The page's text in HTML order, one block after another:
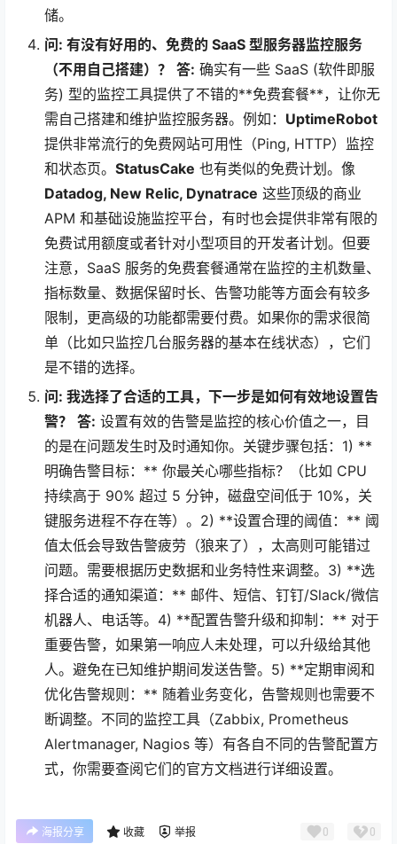
储。
问: 有没有好用的、免费的 SaaS 型服务器监控服务
（不用自己搭建）？
答: 确实有一些 SaaS (软件即服
务) 型的监控工具提供了不错的**免费套餐**，让你无
需自己搭建和维护监控服务器。例如： UptimeRobot
提供非常流行的免费网站可用性（Ping, HTTP）监控
和状态页。 StatusCake 也有类似的免费计划。像
Datadog, New Relic, Dynatrace 这些顶级的商业
APM 和基础设施监控平台，有时也会提供非常有限的
免费试用额度或者针对小型项目的开发者计划。但要
注意，SaaS 服务的免费套餐通常在监控的主机数量、
指标数量、数据保留时长、告警功能等方面会有较多
限制，更高级的功能都需要付费。如果你的需求很简
单（比如只监控几台服务器的基本在线状态），它们
是不错的选择。
问: 我选择了合适的工具，下一步是如何有效地设置告
警？
答: 设置有效的告警是监控的核心价值之一，目
的是在问题发生时及时通知你。关键步骤包括：1) **
明确告警目标：** 你最关心哪些指标？（比如 CPU
持续高于 90% 超过 5 分钟，磁盘空间低于 10%，关
键服务进程不存在等）。2) **设置合理的阈值：** 阈
值太低会导致告警疲劳（狼来了），太高则可能错过
问题。需要根据历史数据和业务特性来调整。3) **选
择合适的通知渠道：** 邮件、短信、钉钉/Slack/微信
机器人、电话等。4) **配置告警升级和抑制：** 对于
重要告警，如果第一响应人未处理，可以升级给其他
人。避免在已知维护期间发送告警。5) **定期审阅和
优化告警规则：** 随着业务变化，告警规则也需要不
断调整。不同的监控工具（Zabbix, Prometheus
Alertmanager, Nagios 等）有各自不同的告警配置方
式，你需要查阅它们的官方文档进行详细设置。
海报分享 收藏 举报 0 0